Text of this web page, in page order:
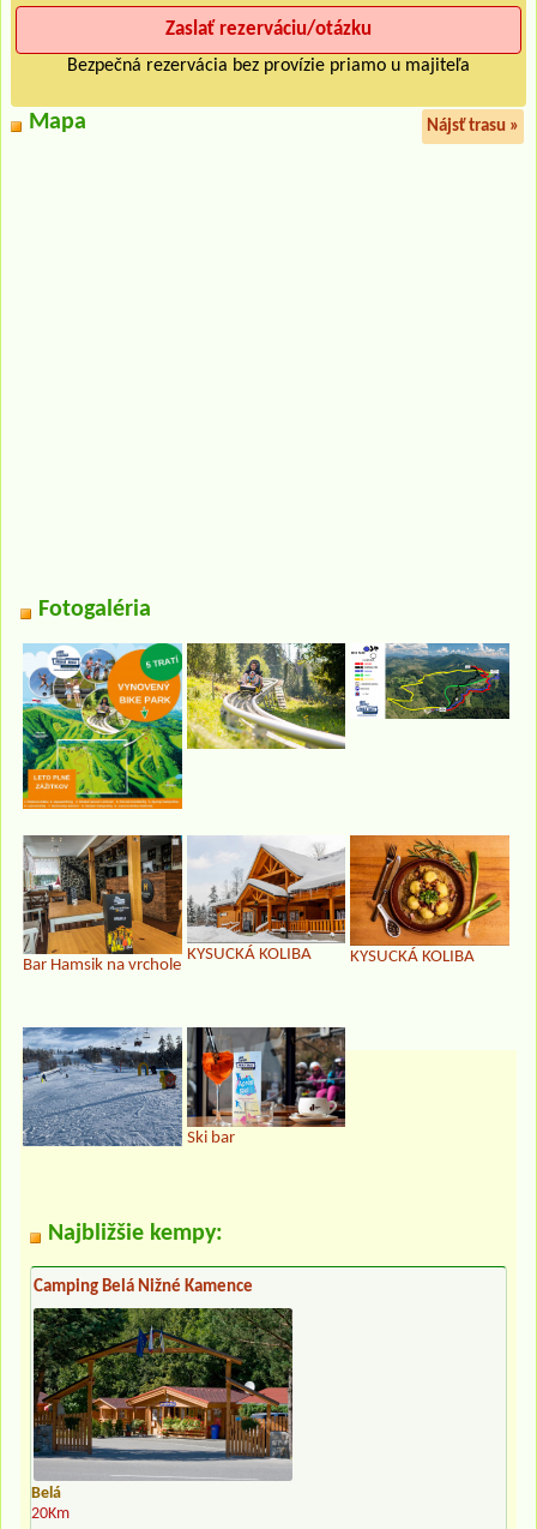
Bezpečná rezervácia bez provízie priamo u majiteľa
Mapa Nájsť trasu »
Fotogaléria
Bar Hamsik na vrchole
KYSUCKÁ KOLIBA KYSUCKÁ KOLIBA
Ski bar
Najbližšie kempy:
Camping Belá Nižné Kamence
Belá
20Km